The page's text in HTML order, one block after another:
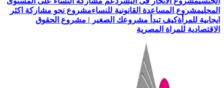
المحليمشروع المساعدة القانونية للنساءمشروع نحو مشاركة اكثر
ايجابية للمرأةكيف تبدأ مشروعك الصغير | مشروع الحقوق
الاقتصادية للمراة المصرية